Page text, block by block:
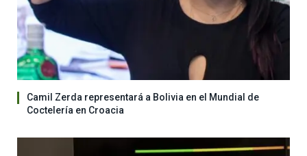
Camil Zerda representará a Bolivia en el Mundial de
Coctelería en Croacia